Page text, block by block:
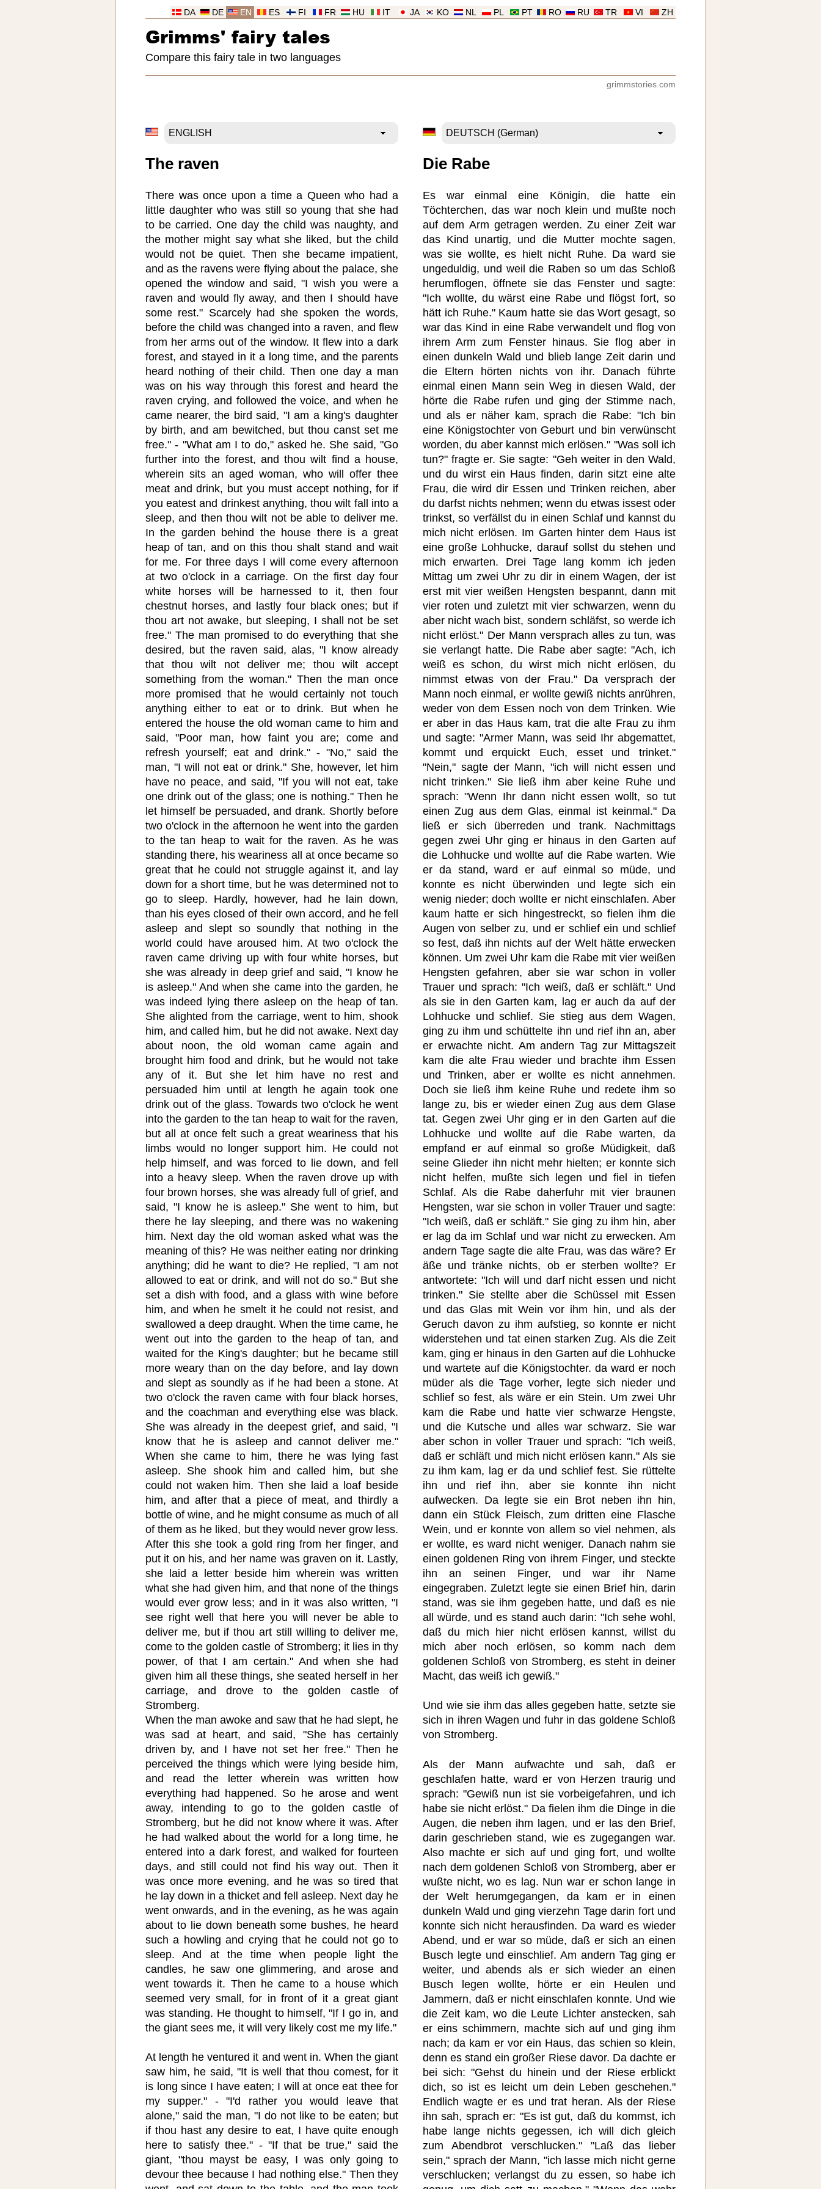
ZH
VI
TR
RU
RO
PT
PL
NL
KO
JA
IT
HU
FR
FI
ES
EN
DE
DA
Grimms' fairy tales
Compare this fairy tale in two languages
grimmstories.com
The raven Die Rabe
There was once upon a time a Queen who had a
little daughter who was still so young that she had
to be carried. One day the child was naughty, and
the mother might say what she liked, but the child
would not be quiet. Then she became impatient,
and as the ravens were flying about the palace, she
opened the window and said, "I wish you were a
raven and would fly away, and then I should have
some rest." Scarcely had she spoken the words,
before the child was changed into a raven, and flew
from her arms out of the window. It flew into a dark
forest, and stayed in it a long time, and the parents
heard nothing of their child. Then one day a man
was on his way through this forest and heard the
raven crying, and followed the voice, and when he
came nearer, the bird said, "I am a king's daughter
by birth, and am bewitched, but thou canst set me
free." - "What am I to do," asked he. She said, "Go
further into the forest, and thou wilt find a house,
wherein sits an aged woman, who will offer thee
meat and drink, but you must accept nothing, for if
you eatest and drinkest anything, thou wilt fall into a
sleep, and then thou wilt not be able to deliver me.
In the garden behind the house there is a great
heap of tan, and on this thou shalt stand and wait
for me. For three days I will come every afternoon
at two o'clock in a carriage. On the first day four
white horses will be harnessed to it, then four
chestnut horses, and lastly four black ones; but if
thou art not awake, but sleeping, I shall not be set
free." The man promised to do everything that she
desired, but the raven said, alas, "I know already
that thou wilt not deliver me; thou wilt accept
something from the woman." Then the man once
more promised that he would certainly not touch
anything either to eat or to drink. But when he
entered the house the old woman came to him and
said, "Poor man, how faint you are; come and
refresh yourself; eat and drink." - "No," said the
man, "I will not eat or drink." She, however, let him
have no peace, and said, "If you will not eat, take
one drink out of the glass; one is nothing." Then he
let himself be persuaded, and drank. Shortly before
two o'clock in the afternoon he went into the garden
to the tan heap to wait for the raven. As he was
standing there, his weariness all at once became so
great that he could not struggle against it, and lay
down for a short time, but he was determined not to
go to sleep. Hardly, however, had he lain down,
than his eyes closed of their own accord, and he fell
asleep and slept so soundly that nothing in the
world could have aroused him. At two o'clock the
raven came driving up with four white horses, but
she was already in deep grief and said, "I know he
is asleep." And when she came into the garden, he
was indeed lying there asleep on the heap of tan.
She alighted from the carriage, went to him, shook
him, and called him, but he did not awake. Next day
about noon, the old woman came again and
brought him food and drink, but he would not take
any of it. But she let him have no rest and
persuaded him until at length he again took one
drink out of the glass. Towards two o'clock he went
into the garden to the tan heap to wait for the raven,
but all at once felt such a great weariness that his
limbs would no longer support him. He could not
help himself, and was forced to lie down, and fell
into a heavy sleep. When the raven drove up with
four brown horses, she was already full of grief, and
said, "I know he is asleep." She went to him, but
there he lay sleeping, and there was no wakening
him. Next day the old woman asked what was the
meaning of this? He was neither eating nor drinking
anything; did he want to die? He replied, "I am not
allowed to eat or drink, and will not do so." But she
set a dish with food, and a glass with wine before
him, and when he smelt it he could not resist, and
swallowed a deep draught. When the time came, he
went out into the garden to the heap of tan, and
waited for the King's daughter; but he became still
more weary than on the day before, and lay down
and slept as soundly as if he had been a stone. At
two o'clock the raven came with four black horses,
and the coachman and everything else was black.
She was already in the deepest grief, and said, "I
know that he is asleep and cannot deliver me."
When she came to him, there he was lying fast
asleep. She shook him and called him, but she
could not waken him. Then she laid a loaf beside
him, and after that a piece of meat, and thirdly a
bottle of wine, and he might consume as much of all
of them as he liked, but they would never grow less.
After this she took a gold ring from her finger, and
put it on his, and her name was graven on it. Lastly,
she laid a letter beside him wherein was written
what she had given him, and that none of the things
would ever grow less; and in it was also written, "I
see right well that here you will never be able to
deliver me, but if thou art still willing to deliver me,
come to the golden castle of Stromberg; it lies in thy
power, of that I am certain." And when she had
given him all these things, she seated herself in her
carriage, and drove to the golden castle of
Stromberg.
When the man awoke and saw that he had slept, he
was sad at heart, and said, "She has certainly
driven by, and I have not set her free." Then he
perceived the things which were lying beside him,
and read the letter wherein was written how
everything had happened. So he arose and went
away, intending to go to the golden castle of
Stromberg, but he did not know where it was. After
he had walked about the world for a long time, he
entered into a dark forest, and walked for fourteen
days, and still could not find his way out. Then it
was once more evening, and he was so tired that
he lay down in a thicket and fell asleep. Next day he
went onwards, and in the evening, as he was again
about to lie down beneath some bushes, he heard
such a howling and crying that he could not go to
sleep. And at the time when people light the
candles, he saw one glimmering, and arose and
went towards it. Then he came to a house which
seemed very small, for in front of it a great giant
was standing. He thought to himself, "If I go in, and
the giant sees me, it will very likely cost me my life."
At length he ventured it and went in. When the giant
saw him, he said, "It is well that thou comest, for it
is long since I have eaten; I will at once eat thee for
my supper." - "I'd rather you would leave that
alone," said the man, "I do not like to be eaten; but
if thou hast any desire to eat, I have quite enough
here to satisfy thee." - "If that be true," said the
giant, "thou mayst be easy, I was only going to
devour thee because I had nothing else." Then they
Es war einmal eine Königin, die hatte ein
Töchterchen, das war noch klein und mußte noch
auf dem Arm getragen werden. Zu einer Zeit war
das Kind unartig, und die Mutter mochte sagen,
was sie wollte, es hielt nicht Ruhe. Da ward sie
ungeduldig, und weil die Raben so um das Schloß
herumflogen, öffnete sie das Fenster und sagte:
"Ich wollte, du wärst eine Rabe und flögst fort, so
hätt ich Ruhe." Kaum hatte sie das Wort gesagt, so
war das Kind in eine Rabe verwandelt und flog von
ihrem Arm zum Fenster hinaus. Sie flog aber in
einen dunkeln Wald und blieb lange Zeit darin und
die Eltern hörten nichts von ihr. Danach führte
einmal einen Mann sein Weg in diesen Wald, der
hörte die Rabe rufen und ging der Stimme nach,
und als er näher kam, sprach die Rabe: "Ich bin
eine Königstochter von Geburt und bin verwünscht
worden, du aber kannst mich erlösen." "Was soll ich
tun?" fragte er. Sie sagte: "Geh weiter in den Wald,
und du wirst ein Haus finden, darin sitzt eine alte
Frau, die wird dir Essen und Trinken reichen, aber
du darfst nichts nehmen; wenn du etwas issest oder
trinkst, so verfällst du in einen Schlaf und kannst du
mich nicht erlösen. Im Garten hinter dem Haus ist
eine große Lohhucke, darauf sollst du stehen und
mich erwarten. Drei Tage lang komm ich jeden
Mittag um zwei Uhr zu dir in einem Wagen, der ist
erst mit vier weißen Hengsten bespannt, dann mit
vier roten und zuletzt mit vier schwarzen, wenn du
aber nicht wach bist, sondern schläfst, so werde ich
nicht erlöst." Der Mann versprach alles zu tun, was
sie verlangt hatte. Die Rabe aber sagte: "Ach, ich
weiß es schon, du wirst mich nicht erlösen, du
nimmst etwas von der Frau." Da versprach der
Mann noch einmal, er wollte gewiß nichts anrühren,
weder von dem Essen noch von dem Trinken. Wie
er aber in das Haus kam, trat die alte Frau zu ihm
und sagte: "Armer Mann, was seid Ihr abgemattet,
kommt und erquickt Euch, esset und trinket."
"Nein," sagte der Mann, "ich will nicht essen und
nicht trinken." Sie ließ ihm aber keine Ruhe und
sprach: "Wenn Ihr dann nicht essen wollt, so tut
einen Zug aus dem Glas, einmal ist keinmal." Da
ließ er sich überreden und trank. Nachmittags
gegen zwei Uhr ging er hinaus in den Garten auf
die Lohhucke und wollte auf die Rabe warten. Wie
er da stand, ward er auf einmal so müde, und
konnte es nicht überwinden und legte sich ein
wenig nieder; doch wollte er nicht einschlafen. Aber
kaum hatte er sich hingestreckt, so fielen ihm die
Augen von selber zu, und er schlief ein und schlief
so fest, daß ihn nichts auf der Welt hätte erwecken
können. Um zwei Uhr kam die Rabe mit vier weißen
Hengsten gefahren, aber sie war schon in voller
Trauer und sprach: "Ich weiß, daß er schläft." Und
als sie in den Garten kam, lag er auch da auf der
Lohhucke und schlief. Sie stieg aus dem Wagen,
ging zu ihm und schüttelte ihn und rief ihn an, aber
er erwachte nicht. Am andern Tag zur Mittagszeit
kam die alte Frau wieder und brachte ihm Essen
und Trinken, aber er wollte es nicht annehmen.
Doch sie ließ ihm keine Ruhe und redete ihm so
lange zu, bis er wieder einen Zug aus dem Glase
tat. Gegen zwei Uhr ging er in den Garten auf die
Lohhucke und wollte auf die Rabe warten, da
empfand er auf einmal so große Müdigkeit, daß
seine Glieder ihn nicht mehr hielten; er konnte sich
nicht helfen, mußte sich legen und fiel in tiefen
Schlaf. Als die Rabe daherfuhr mit vier braunen
Hengsten, war sie schon in voller Trauer und sagte:
"Ich weiß, daß er schläft." Sie ging zu ihm hin, aber
er lag da im Schlaf und war nicht zu erwecken. Am
andern Tage sagte die alte Frau, was das wäre? Er
äße und tränke nichts, ob er sterben wollte? Er
antwortete: "Ich will und darf nicht essen und nicht
trinken." Sie stellte aber die Schüssel mit Essen
und das Glas mit Wein vor ihm hin, und als der
Geruch davon zu ihm aufstieg, so konnte er nicht
widerstehen und tat einen starken Zug. Als die Zeit
kam, ging er hinaus in den Garten auf die Lohhucke
und wartete auf die Königstochter. da ward er noch
müder als die Tage vorher, legte sich nieder und
schlief so fest, als wäre er ein Stein. Um zwei Uhr
kam die Rabe und hatte vier schwarze Hengste,
und die Kutsche und alles war schwarz. Sie war
aber schon in voller Trauer und sprach: "Ich weiß,
daß er schläft und mich nicht erlösen kann." Als sie
zu ihm kam, lag er da und schlief fest. Sie rüttelte
ihn und rief ihn, aber sie konnte ihn nicht
aufwecken. Da legte sie ein Brot neben ihn hin,
dann ein Stück Fleisch, zum dritten eine Flasche
Wein, und er konnte von allem so viel nehmen, als
er wollte, es ward nicht weniger. Danach nahm sie
einen goldenen Ring von ihrem Finger, und steckte
ihn an seinen Finger, und war ihr Name
eingegraben. Zuletzt legte sie einen Brief hin, darin
stand, was sie ihm gegeben hatte, und daß es nie
all würde, und es stand auch darin: "Ich sehe wohl,
daß du mich hier nicht erlösen kannst, willst du
mich aber noch erlösen, so komm nach dem
goldenen Schloß von Stromberg, es steht in deiner
Macht, das weiß ich gewiß."
Und wie sie ihm das alles gegeben hatte, setzte sie
sich in ihren Wagen und fuhr in das goldene Schloß
von Stromberg.
Als der Mann aufwachte und sah, daß er
geschlafen hatte, ward er von Herzen traurig und
sprach: "Gewiß nun ist sie vorbeigefahren, und ich
habe sie nicht erlöst." Da fielen ihm die Dinge in die
Augen, die neben ihm lagen, und er las den Brief,
darin geschrieben stand, wie es zugegangen war.
Also machte er sich auf und ging fort, und wollte
nach dem goldenen Schloß von Stromberg, aber er
wußte nicht, wo es lag. Nun war er schon lange in
der Welt herumgegangen, da kam er in einen
dunkeln Wald und ging vierzehn Tage darin fort und
konnte sich nicht herausfinden. Da ward es wieder
Abend, und er war so müde, daß er sich an einen
Busch legte und einschlief. Am andern Tag ging er
weiter, und abends als er sich wieder an einen
Busch legen wollte, hörte er ein Heulen und
Jammern, daß er nicht einschlafen konnte. Und wie
die Zeit kam, wo die Leute Lichter anstecken, sah
er eins schimmern, machte sich auf und ging ihm
nach; da kam er vor ein Haus, das schien so klein,
denn es stand ein großer Riese davor. Da dachte er
bei sich: "Gehst du hinein und der Riese erblickt
dich, so ist es leicht um dein Leben geschehen."
Endlich wagte er es und trat heran. Als der Riese
ihn sah, sprach er: "Es ist gut, daß du kommst, ich
habe lange nichts gegessen, ich will dich gleich
zum Abendbrot verschlucken." "Laß das lieber
sein," sprach der Mann, "ich lasse mich nicht gerne
verschlucken; verlangst du zu essen, so habe ich